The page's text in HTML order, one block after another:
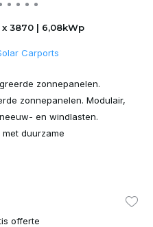
3870 | 6,08kWp
Carports
zonnepanelen.
zonnepanelen. Modulair,
en windlasten.
duurzame
offerte